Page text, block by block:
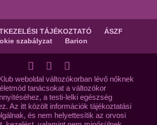
TÁJÉKOZTATÓ
ÁSZF
szabályzat
Barion
weboldal változókorban lévő nőknek
tanácsokat a változókor
a testi-lelki egészség
Az itt közölt információk tájékoztatási
és nem helyettesítik az orvosi